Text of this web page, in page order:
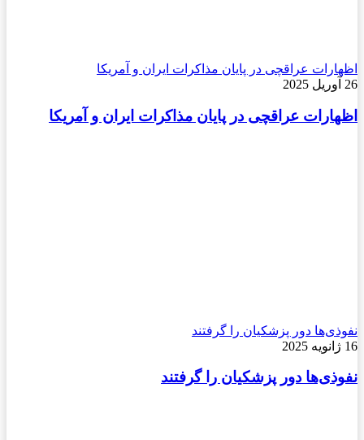
اظهارات عراقچی در پایان مذاکرات ایران و آمریکا
26 آوریل 2025
اظهارات عراقچی در پایان مذاکرات ایران و آمریکا
نفوذی‌ها دور پزشکیان را گرفتند
16 ژانویه 2025
نفوذی‌ها دور پزشکیان را گرفتند